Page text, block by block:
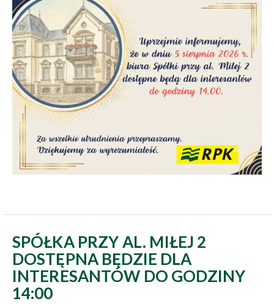
SPÓŁKA PRZY AL. MIŁEJ 2
DOSTĘPNA BĘDZIE DLA
INTERESANTÓW DO GODZINY
14:00